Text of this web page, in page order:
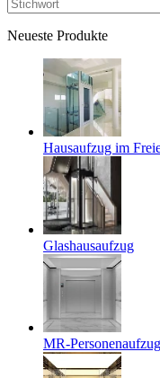
Neueste Produkte
Hausaufzug im
Glashausaufzug
MR-Personenaufzug